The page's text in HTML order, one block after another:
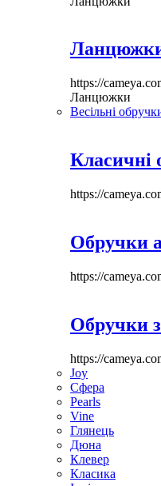
Ланцюжки
https://
Ланцюжки
Весільні
Класичні
https://
Обручки
https://
Обручки
https://
Joy
Сфера
Pearls
Vine
Глянець
Дюна
Клевер
Класика